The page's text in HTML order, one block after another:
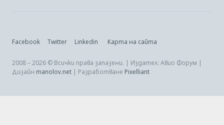
Facebook Twitter Linkedin Карта на сайта
2008 – 2026 © Всички права запазени. | Издател: Авио Форум |
Дизайн manolov.net | Разработване Pixelliant